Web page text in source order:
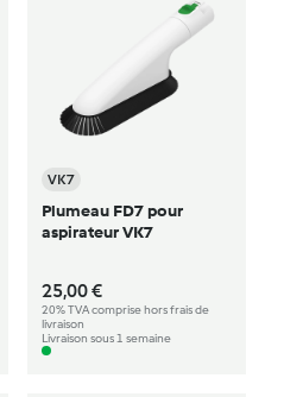
VK7
Plumeau FD7 pour
aspirateur VK7
25,00 €
20% TVA comprise hors frais de
livraison
Livraison sous 1 semaine